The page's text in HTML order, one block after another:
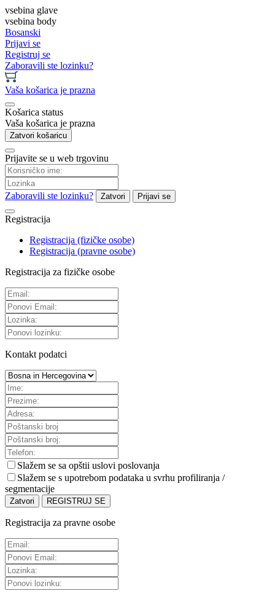
vsebina glave
vsebina body
Bosanski
Prijavi se
Registruj se
Zaboravili ste lozinku?
Vaša košarica je prazna
Košarica status
Vaša košarica je prazna
Zatvori košaricu
Prijavite se u web trgovinu
Zaboravili ste lozinku? Zatvori Prijavi se
Registracija
Registracija (fizičke osobe)
Registracija (pravne osobe)
Registracija za fizičke osobe
Kontakt podatci
Slažem se sa opštii uslovi poslovanja
Slažem se s upotrebom podataka u svrhu profiliranja /
segmentacije
Zatvori REGISTRUJ SE
Registracija za pravne osobe